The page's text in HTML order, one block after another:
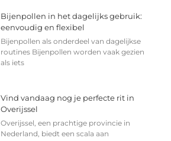
Bijenpollen in het dagelijks gebruik:
eenvoudig en flexibel
Bijenpollen als onderdeel van dagelijkse
routines Bijenpollen worden vaak gezien
als iets
Vind vandaag nog je perfecte rit in
Overijssel
Overijssel, een prachtige provincie in
Nederland, biedt een scala aan